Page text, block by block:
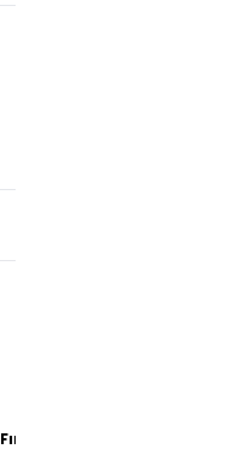
Fındığın sorunu